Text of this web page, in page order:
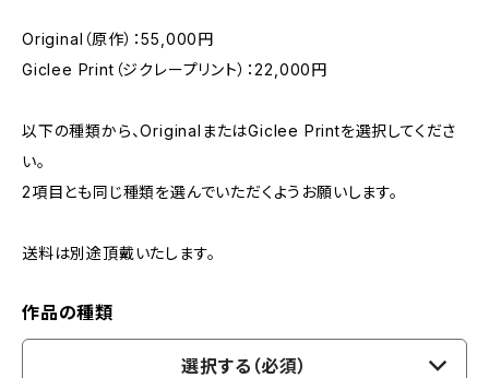
Original（原作）：55,000円
Giclee Print（ジクレープリント）：22,000円
以下の種類から、OriginalまたはGiclee Printを選択してくださ
い。
2項目とも同じ種類を選んでいただくようお願いします。
送料は別途頂戴いたします。
作品の種類
選択する（必須）